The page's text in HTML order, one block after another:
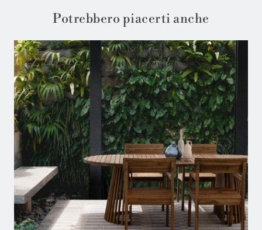
Potrebbero piacerti anche